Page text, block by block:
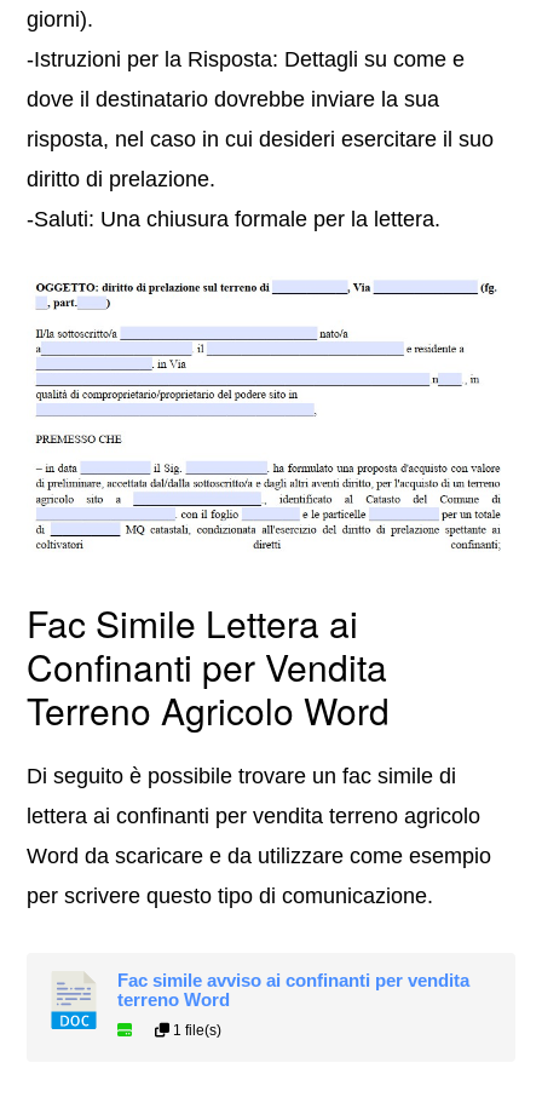
giorni).
-Istruzioni per la Risposta: Dettagli su come e
dove il destinatario dovrebbe inviare la sua
risposta, nel caso in cui desideri esercitare il suo
diritto di prelazione.
-Saluti: Una chiusura formale per la lettera.
Fac Simile Lettera ai
Confinanti per Vendita
Terreno Agricolo Word
Di seguito è possibile trovare un fac simile di
lettera ai confinanti per vendita terreno agricolo
Word da scaricare e da utilizzare come esempio
per scrivere questo tipo di comunicazione.
Fac simile avviso ai confinanti per vendita
terreno Word
1 file(s)